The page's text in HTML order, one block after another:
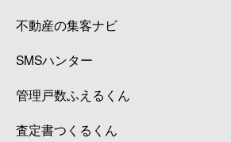
不動産の集客ナビ
SMSハンター
管理戸数ふえるくん
査定書つくるくん